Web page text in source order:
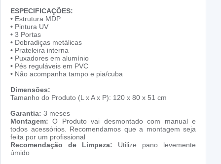
ESPECIFICAÇÕES:
• Estrutura MDP
• Pintura UV
• 3 Portas
• Dobradiças metálicas
• Prateleira interna
• Puxadores em alumínio
• Pés reguláveis em PVC
• Não acompanha tampo e pia/cuba
Dimensões:
Tamanho do Produto (L x A x P): 120 x 80 x 51 cm
Garantia: 3 meses
Montagem:O Produto vai desmontado com manual e
todos acessórios. Recomendamos que a montagem seja
feita por um profissional
Recomendação de Limpeza: Utilize pano levemente
úmido